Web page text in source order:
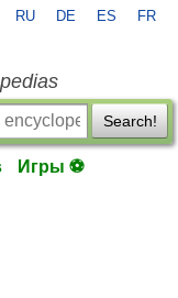
RU DE ES FR
Search!
Игры ⚽